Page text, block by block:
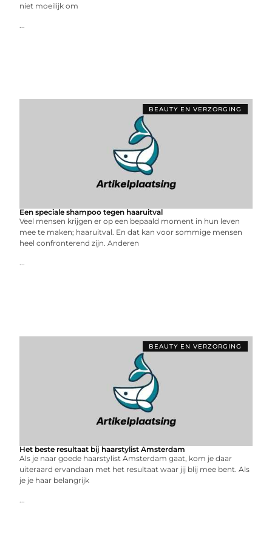
niet moeilijk om
...
BEAUTY EN VERZORGING
Een speciale shampoo tegen haaruitval
Veel mensen krijgen er op een bepaald moment in hun leven
mee te maken; haaruitval. En dat kan voor sommige mensen
heel confronterend zijn. Anderen
...
BEAUTY EN VERZORGING
Het beste resultaat bij haarstylist Amsterdam
Als je naar goede haarstylist Amsterdam gaat, kom je daar
uiteraard ervandaan met het resultaat waar jij blij mee bent. Als
je je haar belangrijk
...